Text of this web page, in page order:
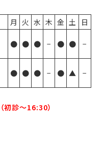
月 火 水 木 金 土 日
● ● ● − ● ● −
● ● ● − ● ▲ −
診〜16:30）